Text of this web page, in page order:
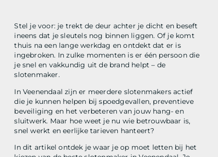
Stel je voor: je trekt de deur achter je dicht en beseft
ineens dat je sleutels nog binnen liggen. Of je komt
thuis na een lange werkdag en ontdekt dat er is
ingebroken. In zulke momenten is er één persoon die
je snel en vakkundig uit de brand helpt – de
slotenmaker.
In Veenendaal zijn er meerdere slotenmakers actief
die je kunnen helpen bij spoedgevallen, preventieve
beveiliging en het verbeteren van jouw hang- en
sluitwerk. Maar hoe weet je nu wie betrouwbaar is,
snel werkt en eerlijke tarieven hanteert?
In dit artikel ontdek je waar je op moet letten bij het